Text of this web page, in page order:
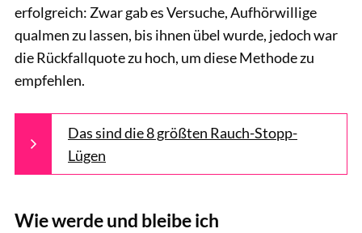
erfolgreich: Zwar gab es Versuche, Aufhörwillige
qualmen zu lassen, bis ihnen übel wurde, jedoch war
die Rückfallquote zu hoch, um diese Methode zu
empfehlen.
Das sind die 8 größten Rauch-Stopp-
Lügen
Wie werde und bleibe ich